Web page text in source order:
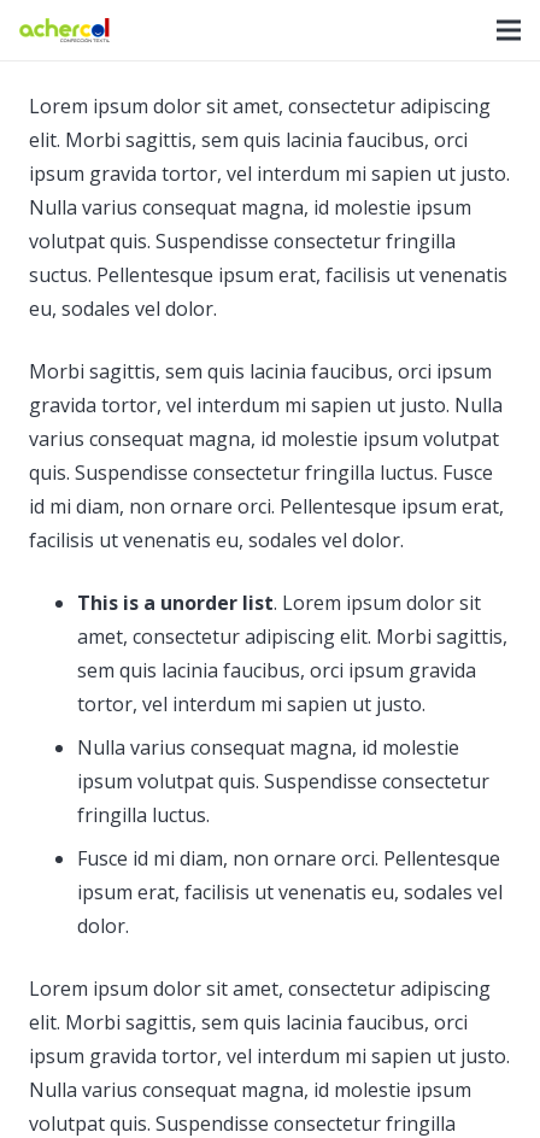
Lorem ipsum dolor sit amet, consectetur adipiscing
elit. Morbi sagittis, sem quis lacinia faucibus, orci
ipsum gravida tortor, vel interdum mi sapien ut justo.
Nulla varius consequat magna, id molestie ipsum
volutpat quis. Suspendisse consectetur fringilla
suctus. Pellentesque ipsum erat, facilisis ut venenatis
eu, sodales vel dolor.
Morbi sagittis, sem quis lacinia faucibus, orci ipsum
gravida tortor, vel interdum mi sapien ut justo. Nulla
varius consequat magna, id molestie ipsum volutpat
quis. Suspendisse consectetur fringilla luctus. Fusce
id mi diam, non ornare orci. Pellentesque ipsum erat,
facilisis ut venenatis eu, sodales vel dolor.
This is a unorder list. Lorem ipsum dolor sit
amet, consectetur adipiscing elit. Morbi sagittis,
sem quis lacinia faucibus, orci ipsum gravida
tortor, vel interdum mi sapien ut justo.
Nulla varius consequat magna, id molestie
ipsum volutpat quis. Suspendisse consectetur
fringilla luctus.
Fusce id mi diam, non ornare orci. Pellentesque
ipsum erat, facilisis ut venenatis eu, sodales vel
dolor.
Lorem ipsum dolor sit amet, consectetur adipiscing
elit. Morbi sagittis, sem quis lacinia faucibus, orci
ipsum gravida tortor, vel interdum mi sapien ut justo.
Nulla varius consequat magna, id molestie ipsum
volutpat quis. Suspendisse consectetur fringilla